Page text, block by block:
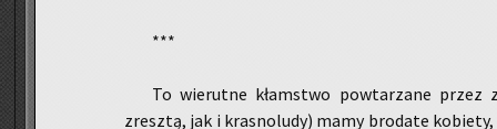
***
To wie­rut­ne kłam­stwo po­wta­rza­ne przez
zresz­tą, jak i kra­sno­lu­dy) mamy bro­da­te